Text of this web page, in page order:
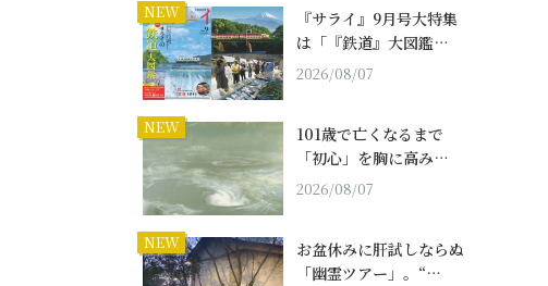
NEW
『サライ』9月号大特集
は「『鉄道』大図鑑…
2026/08/07
NEW
101歳で亡くなるまで
「初心」を胸に高み…
2026/08/07
NEW
お盆休みに肝試しならぬ
「幽霊ツアー」。“…